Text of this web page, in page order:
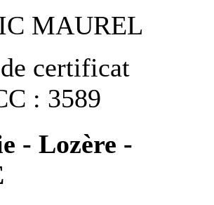
MAUREL
certificat
: 3589
- Lozère -